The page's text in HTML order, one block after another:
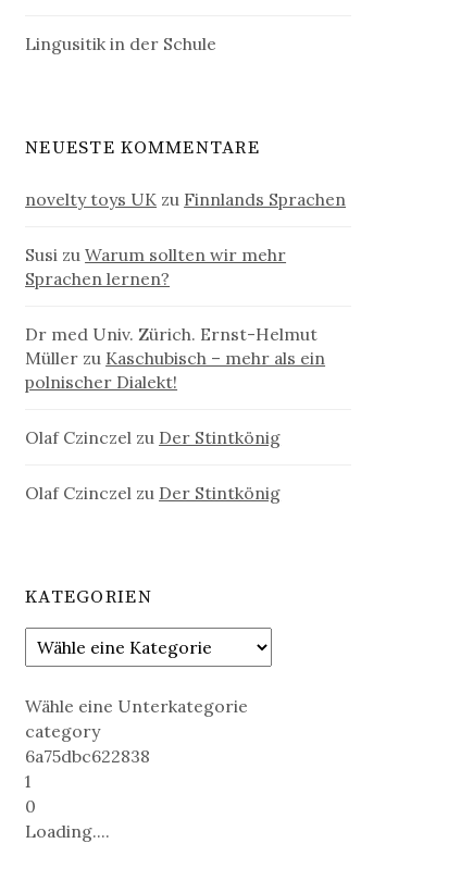
Lingusitik in der Schule
NEUESTE KOMMENTARE
novelty toys UK zu Finnlands Sprachen
Susi zuWarum sollten wir mehr
Sprachen lernen?
Dr med Univ. Zürich. Ernst-Helmut
Müller zu Kaschubisch – mehr als ein
polnischer Dialekt!
Olaf Czinczel zu Der Stintkönig
Olaf Czinczel zu Der Stintkönig
KATEGORIEN
Wähle eine Unterkategorie
category
6a75dbc622838
1
0
Loading....